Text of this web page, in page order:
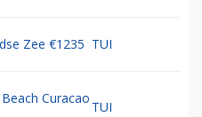
Zee €1235 TUI
Curacao
TUI